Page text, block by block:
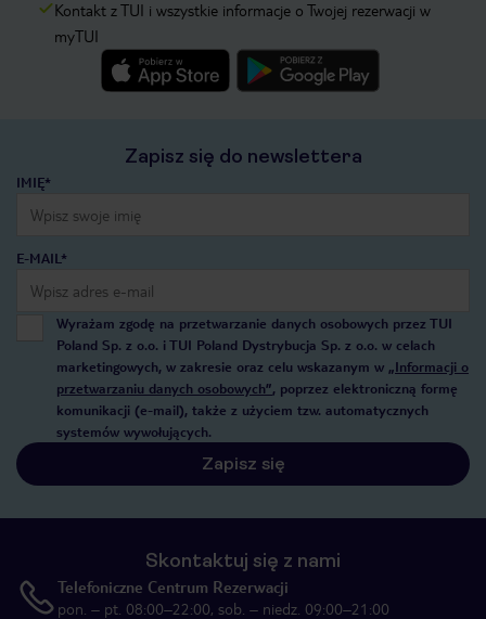
Kontakt z TUI i wszystkie informacje o Twojej rezerwacji w
myTUI
Zapisz się do newslettera
IMIĘ*
E-MAIL*
Wyrażam zgodę na przetwarzanie danych osobowych przez TUI
Poland Sp. z o.o. i TUI Poland Dystrybucja Sp. z o.o. w celach
marketingowych, w zakresie oraz celu wskazanym w „Informacji o
przetwarzaniu danych osobowych”, poprzez elektroniczną formę
komunikacji (e-mail), także z użyciem tzw. automatycznych
systemów wywołujących.
Zapisz się
Skontaktuj się z nami
Telefoniczne Centrum Rezerwacji
pon. – pt. 08:00–22:00, sob. – niedz. 09:00–21:00